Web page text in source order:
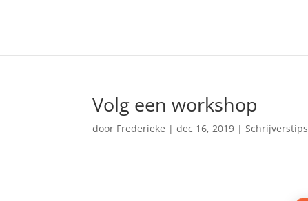
Volg een workshop
door Frederieke |dec 16, 2019 |Schrijverstips